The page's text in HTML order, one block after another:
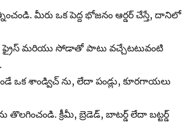
మీరు ఒక పెద్ద భోజనం ఆర్డర్ చేస్తే, దానిలో
ఫ్రైస్ మరియు సోడాతో పాటు వచ్చేటటువంటి
ఒక శాండ్విచ్ ను, లేదా పండ్లు, కూరగాయలు
క్రీమీ, బ్రెడెడ్, బాటర్డ్ లేదా బట్టర్డ్